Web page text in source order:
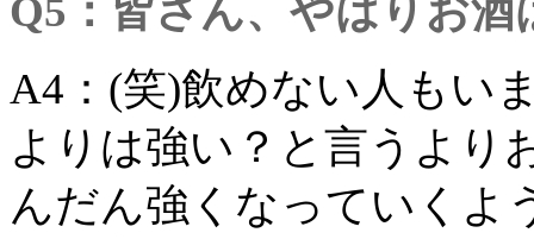
Q5：皆さん、やはりお
A4：(笑)飲めない人もい
よりは強い？と言うより
んだん強くなっていくよ